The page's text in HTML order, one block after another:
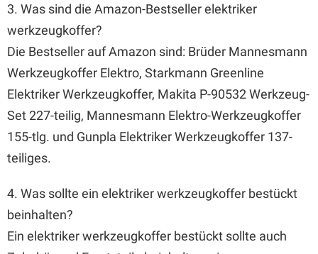
3. Was sind die Amazon-Bestseller elektriker
werkzeugkoffer?
Die Bestseller auf Amazon sind: Brüder Mannesmann
Werkzeugkoffer Elektro, Starkmann Greenline
Elektriker Werkzeugkoffer, Makita P-90532 Werkzeug-
Set 227-teilig, Mannesmann Elektro-Werkzeugkoffer
155-tlg. und Gunpla Elektriker Werkzeugkoffer 137-
teiliges.
4. Was sollte ein elektriker werkzeugkoffer bestückt
beinhalten?
Ein elektriker werkzeugkoffer bestückt sollte auch